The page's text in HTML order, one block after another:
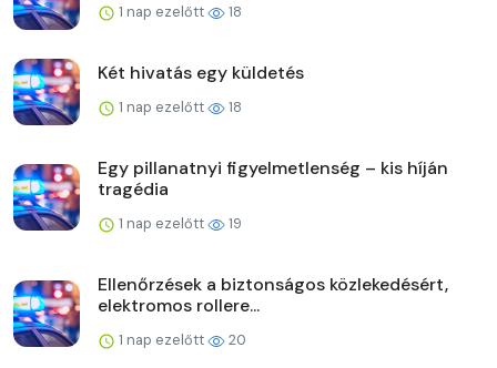
1 nap ezelőtt 18
Két hivatás egy küldetés
1 nap ezelőtt 18
Egy pillanatnyi figyelmetlenség – kis híján
tragédia
1 nap ezelőtt 19
Ellenőrzések a biztonságos közlekedésért,
elektromos rollere...
1 nap ezelőtt 20